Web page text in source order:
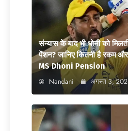
संन्यास के बाद भी धोनी को
पेंशन? जानिए कितनी है रकम और
MS Dhoni Pension
Nandani अगस्त 3,